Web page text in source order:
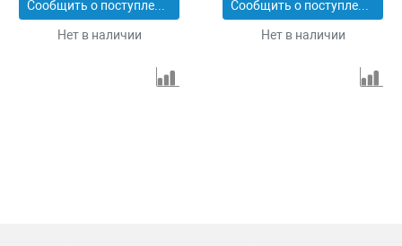
Сообщить о поступлении
Нет в наличии
Сообщить о поступлении
Нет в наличии